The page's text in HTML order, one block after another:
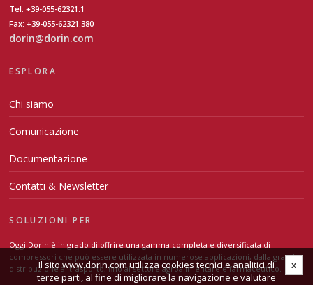
Tel: +39-055-62321.1
Fax: +39-055-62321.380
dorin@dorin.com
ESPLORA
Chi siamo
Comunicazione
Documentazione
Contatti & Newsletter
SOLUZIONI PER
Oggi Dorin è in grado di offrire una gamma completa e diversificata di
compressori che può essere utilizzata in numerose applicazioni, dalla grande
distribuzione al trasporto, fino al settore agroalimentare e farmaceutico.
Il sito www.dorin.com utilizza cookies tecnici e analitici di
terze parti, al fine di migliorare la navigazione e valutare
x